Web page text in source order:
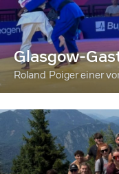
Glasgow-
Roland Poiger einer